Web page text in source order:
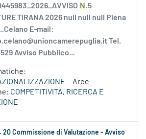
N .5
TIRANA 2026 null null null Piena
E-mail:
Tel.
Avviso Pubblico...
Aree
COMPETITIVITÀ, RICERCA E
. 20 Commissione di Valutazione - Avviso